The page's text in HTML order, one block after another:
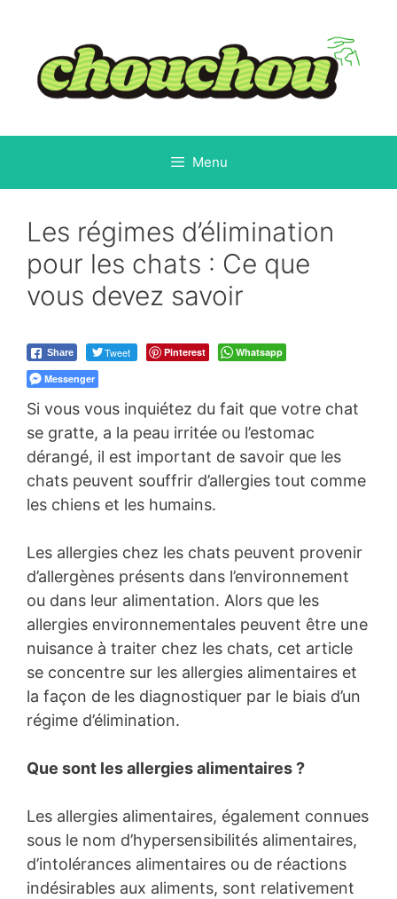
contenu
Menu
Les régimes d’élimination
pour les chats : Ce que
vous devez savoir
Share Tweet Pinterest
Whatsapp
Messenger
Si vous vous inquiétez du fait que votre chat
se gratte, a la peau irritée ou l’estomac
dérangé, il est important de savoir que les
chats peuvent souffrir d’allergies tout comme
les chiens et les humains.
Les allergies chez les chats peuvent provenir
d’allergènes présents dans l’environnement
ou dans leur alimentation. Alors que les
allergies environnementales peuvent être une
nuisance à traiter chez les chats, cet article
se concentre sur les allergies alimentaires et
la façon de les diagnostiquer par le biais d’un
régime d’élimination.
Que sont les allergies alimentaires ?
Les allergies alimentaires, également connues
sous le nom d’hypersensibilités alimentaires,
d’intolérances alimentaires ou de réactions
indésirables aux aliments, sont relativement